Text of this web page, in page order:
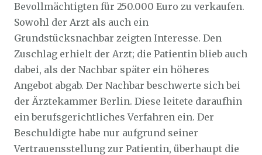
Bevollmächtigten für 250.000 Euro zu verkaufen.
Sowohl der Arzt als auch ein
Grundstücksnachbar zeigten Interesse. Den
Zuschlag erhielt der Arzt; die Patientin blieb auch
dabei, als der Nachbar später ein höheres
Angebot abgab. Der Nachbar beschwerte sich bei
der Ärztekammer Berlin. Diese leitete daraufhin
ein berufsgerichtliches Verfahren ein. Der
Beschuldigte habe nur aufgrund seiner
Vertrauensstellung zur Patientin, überhaupt die